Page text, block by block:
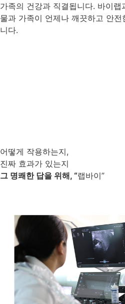
가족의 건강과 직결됩니다. 바이
물과 가족이 언제나 깨끗하고 안
니다.
어떻게 작용하는지,
진짜 효과가 있는지
그 명쾌한 답을 위해, “랩바이”